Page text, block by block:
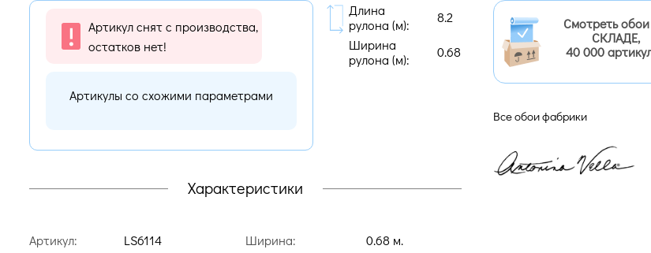
Артикул снят с производства,
остатков нет!
Артикулы со схожими параметрами
Длина
рулона (м):
8.2
Ширина
рулона (м):
0.68
Характеристики
Артикул:
LS6114
Ширина:
0.68 м.
Смотреть
СКЛАДЕ,
40 000
Все обои фабрики